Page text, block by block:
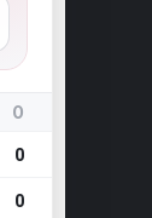
О
0
0